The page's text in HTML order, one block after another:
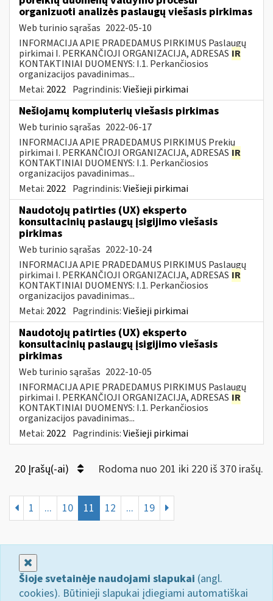
organizuoti analizės paslaugų viešasis pirkimas
Web turinio sąrašas 2022-05-10
INFORMACIJA APIE PRADEDAMUS PIRKIMUS Paslaugų
pirkimai I. PERKANČIOJI ORGANIZACIJA, ADRESAS IR
KONTAKTINIAI DUOMENYS: I.1. Perkančiosios
organizacijos pavadinimas...
Metai: 2022 Pagrindinis:Viešieji pirkimai
Nešiojamų kompiuterių viešasis pirkimas
Web turinio sąrašas 2022-06-17
INFORMACIJA APIE PRADEDAMUS PIRKIMUS Prekių
pirkimai I. PERKANČIOJI ORGANIZACIJA, ADRESAS IR
KONTAKTINIAI DUOMENYS: I.1. Perkančiosios
organizacijos pavadinimas...
Metai: 2022 Pagrindinis:Viešieji pirkimai
Naudotojų patirties (UX) eksperto
konsultacinių paslaugų įsigijimo viešasis
pirkimas
Web turinio sąrašas 2022-10-24
INFORMACIJA APIE PRADEDAMUS PIRKIMUS Paslaugų
pirkimai I. PERKANČIOJI ORGANIZACIJA, ADRESAS IR
KONTAKTINIAI DUOMENYS: I.1. Perkančiosios
organizacijos pavadinimas...
Metai: 2022 Pagrindinis:Viešieji pirkimai
Naudotojų patirties (UX) eksperto
konsultacinių paslaugų įsigijimo viešasis
pirkimas
Web turinio sąrašas 2022-10-05
INFORMACIJA APIE PRADEDAMUS PIRKIMUS Paslaugų
pirkimai I. PERKANČIOJI ORGANIZACIJA, ADRESAS IR
KONTAKTINIAI DUOMENYS: I.1. Perkančiosios
organizacijos pavadinimas...
Metai: 2022 Pagrindinis:Viešieji pirkimai
20 Įrašų(-ai) Rodoma nuo 201 iki 220 iš 370 irašų.
1 ... 10 11 12 ... 19
Šioje svetainėje naudojami slapukai (angl.
cookies). Būtinieji slapukai įdiegiami automatiškai